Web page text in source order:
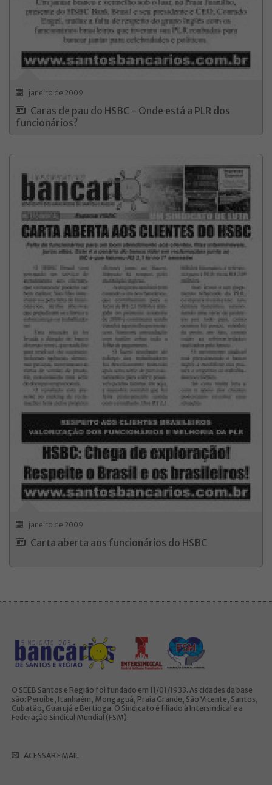
janeiro de 2009
Caras de pau do HSBC - Onde está a PLR dos
funcionários?
janeiro de 2009
Carta aberta aos funcionários do HSBC
O SEEB Santos e Região foi fundado em 11/01/1933. As cidades da base
são: Peruíbe, Itanhaém, Mongaguá, Praia Grande, São Vicente, Santos,
Cubatão, Guarujá e Bertioga. O Sindicato é filiado à Intersindical e a
Federação Sindical Mundial (FSM).
ACESSAR EMAIL